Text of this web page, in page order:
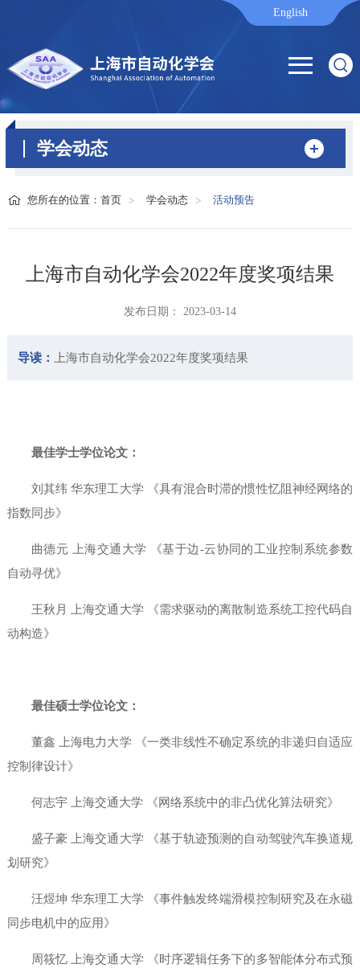
English
学会动态
您所在的位置： 首页 学会动态 活动预告
上海市自动化学会2022年度奖项结果
发布日期： 2023-03-14
导读： 上海市自动化学会2022年度奖项结果
最佳学士学位论文：
刘其纬 华东理工大学 《具有混合时滞的惯性忆阻神经网络的
指数同步》
曲德元 上海交通大学 《基于边-云协同的工业控制系统参数
自动寻优》
王秋月 上海交通大学 《需求驱动的离散制造系统工控代码自
动构造》
最佳硕士学位论文：
董鑫 上海电力大学 《一类非线性不确定系统的非递归自适应
控制律设计》
何志宇 上海交通大学 《网络系统中的非凸优化算法研究》
盛子豪 上海交通大学 《基于轨迹预测的自动驾驶汽车换道规
划研究》
汪煜坤 华东理工大学 《事件触发终端滑模控制研究及在永磁
同步电机中的应用》
周筱忆 上海交通大学 《时序逻辑任务下的多智能体分布式预